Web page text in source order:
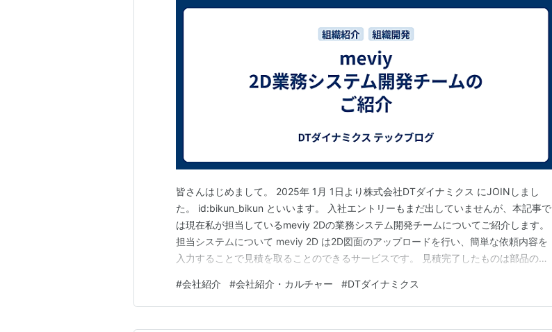
皆さんはじめまして。 2025年 1月 1日より株式会社DTダイナミクス にJOINしまし
た。 id:bikun_bikun といいます。 入社エントリーもまだ出していませんが、本記事で
は現在私が担当しているmeviy 2Dの業務システム開発チームについてご紹介します。
担当システムについて meviy 2D は2D図面のアップロードを行い、簡単な依頼内容を
入力することで見積を取ることのできるサービスです。 見積完了したものは部品の型
のはmeviy 2Dで見積りをいただいた後の工程である検図などの業務を行いやす…
#会社紹介 #会社紹介・カルチャー #DTダイナミクス